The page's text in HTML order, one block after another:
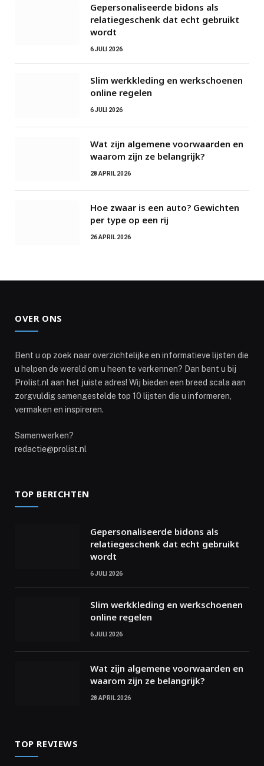
Gepersonaliseerde bidons als
relatiegeschenk dat echt gebruikt
wordt
6 JULI 2026
Slim werkkleding en werkschoenen
online regelen
6 JULI 2026
Wat zijn algemene voorwaarden en
waarom zijn ze belangrijk?
28 APRIL 2026
Hoe zwaar is een auto? Gewichten
per type op een rij
26 APRIL 2026
OVER ONS
Bent u op zoek naar overzichtelijke en informatieve lijsten die
u helpen de wereld om u heen te verkennen? Dan bent u bij
Prolist.nl aan het juiste adres! Wij bieden een breed scala aan
zorgvuldig samengestelde top 10 lijsten die u informeren,
vermaken en inspireren.
Samenwerken?
redactie@prolist.nl
TOP BERICHTEN
Gepersonaliseerde bidons als
relatiegeschenk dat echt gebruikt
wordt
6 JULI 2026
Slim werkkleding en werkschoenen
online regelen
6 JULI 2026
Wat zijn algemene voorwaarden en
waarom zijn ze belangrijk?
28 APRIL 2026
TOP REVIEWS